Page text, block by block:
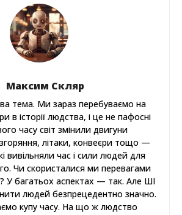
Максим Скляр
тема. Ми зараз перебуваємо на
в історії людства, і це не пафосні
часу світ змінили двигуни
літаки, конвеєри тощо —
вивільняли час і сили людей для
Чи скористалися ми перевагами
У багатьох аспектах — так. Але ШІ
людей безпрецедентно значно.
купу часу. На що ж людство